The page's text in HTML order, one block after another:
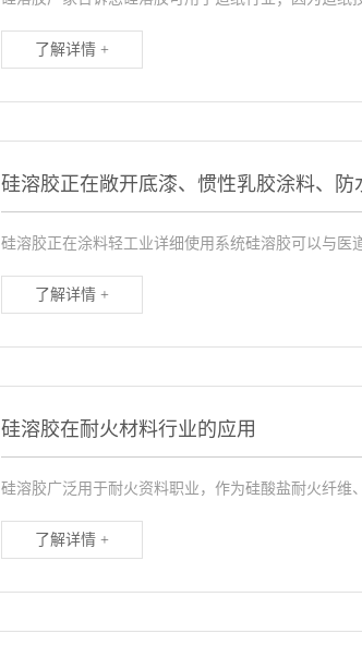
了解详情 +
硅溶胶正在敞开底漆、惯性乳胶涂料、防
硅溶胶正在涂料轻工业详细使用系统硅溶胶可以与医
了解详情 +
硅溶胶在耐火材料行业的应用
硅溶胶广泛用于耐火资料职业，作为硅酸盐耐火纤
了解详情 +